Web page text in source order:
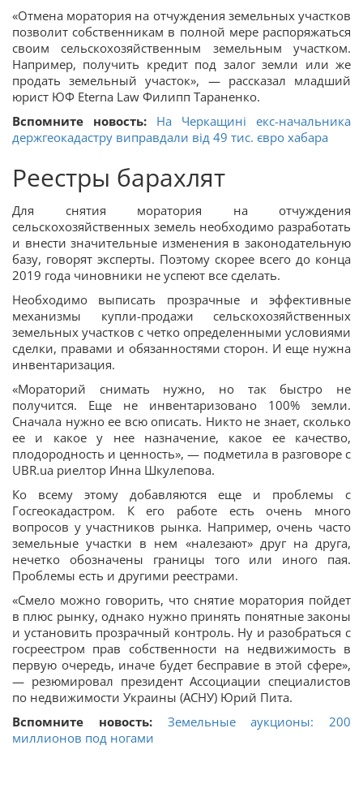
«Отмена моратория на отчуждения земельных участков
позволит собственникам в полной мере распоряжаться
своим сельскохозяйственным земельным участком.
Например, получить кредит под залог земли или же
продать земельный участок», — рассказал младший
юрист ЮФ Eterna Law Филипп Тараненко.
Вспомните новость: На Черкащині екс-начальника
держгеокадастру виправдали від 49 тис. євро хабара
Реестры барахлят
Для снятия моратория на отчуждения
сельскохозяйственных земель необходимо разработать
и внести значительные изменения в законодательную
базу, говорят эксперты. Поэтому скорее всего до конца
2019 года чиновники не успеют все сделать.
Необходимо выписать прозрачные и эффективные
механизмы купли-продажи сельскохозяйственных
земельных участков с четко определенными условиями
сделки, правами и обязанностями сторон. И еще нужна
инвентаризация.
«Мораторий снимать нужно, но так быстро не
получится. Еще не инвентаризовано 100% земли.
Сначала нужно ее всю описать. Никто не знает, сколько
ее и какое у нее назначение, какое ее качество,
плодородность и ценность», — подметила в разговоре с
UBR.ua риелтор Инна Шкулепова.
Ко всему этому добавляются еще и проблемы с
Госгеокадастром. К его работе есть очень много
вопросов у участников рынка. Например, очень часто
земельные участки в нем «налезают» друг на друга,
нечетко обозначены границы того или иного пая.
Проблемы есть и другими реестрами.
«Смело можно говорить, что снятие моратория пойдет
в плюс рынку, однако нужно принять понятные законы
и установить прозрачный контроль. Ну и разобраться с
госреестром прав собственности на недвижимость в
первую очередь, иначе будет бесправие в этой сфере»,
— резюмировал президент Ассоциации специалистов
по недвижимости Украины (АСНУ) Юрий Пита.
Вспомните новость: Земельные аукционы: 200
миллионов под ногами